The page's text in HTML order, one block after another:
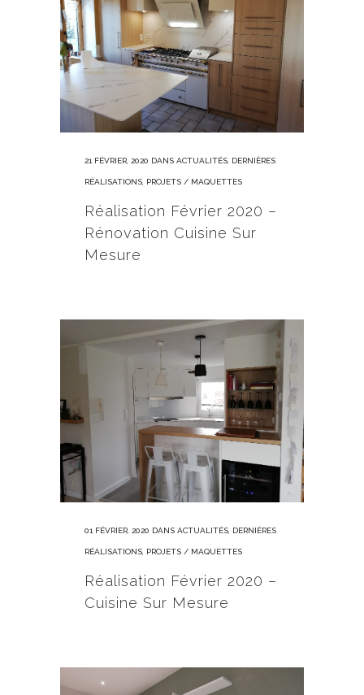
21 FÉVRIER, 2020 DANS ACTUALITÉS DERNIÈRES
RÉALISATIONS PROJETS / MAQUETTES
Réalisation Février 2020 –
Rénovation Cuisine Sur
Mesure
01 FÉVRIER, 2020 DANS ACTUALITÉS DERNIÈRES
RÉALISATIONS PROJETS / MAQUETTES
Réalisation Février 2020 –
Cuisine Sur Mesure